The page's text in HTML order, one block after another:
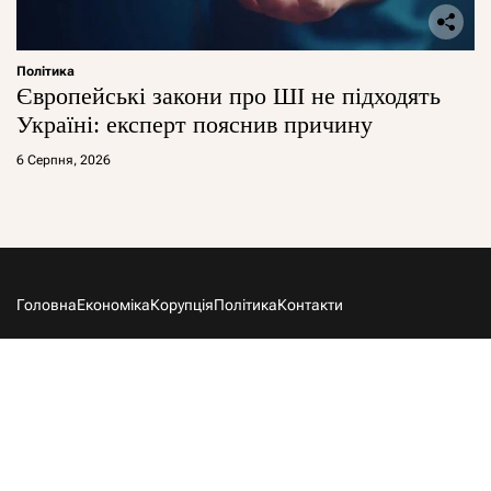
Політика
Європейські закони про ШІ не підходять
Україні: експерт пояснив причину
6 Серпня, 2026
ГоловнаЕкономікаКорупціяПолітикаКонтакти